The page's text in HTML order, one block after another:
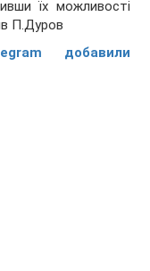
їх можливості
П.Дуров
добавили